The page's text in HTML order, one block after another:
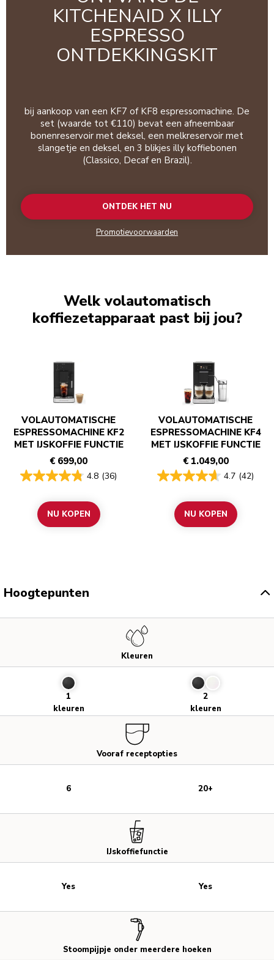
KITCHENAID X ILLY
ESPRESSO
ONTDEKKINGSKIT
bij aankoop van een KF7 of KF8 espressomachine. De
set (waarde tot €110) bevat een afneembaar
bonenreservoir met deksel, een melkreservoir met
slangetje en deksel, en 3 blikjes illy koffiebonen
(Classico, Decaf en Brazil).
ONTDEK HET NU
Promotievoorwaarden
Welk volautomatisch
koffiezetapparaat past bij jou?
VOLAUTOMATISCHE
ESPRESSOMACHINE KF2
MET IJSKOFFIE FUNCTIE
€ 699,00
4.8 (36)
NU KOPEN
VOLAUTOMATISCHE
ESPRESSOMACHINE KF4
MET IJSKOFFIE FUNCTIE
€ 1.049,00
4.7 (42)
NU KOPEN
Hoogtepunten
Kleuren
Vooraf receptopties
IJskoffiefunctie
Stoompijpje onder meerdere hoeken
1
kleuren
6
Yes
2
kleuren
20+
Yes